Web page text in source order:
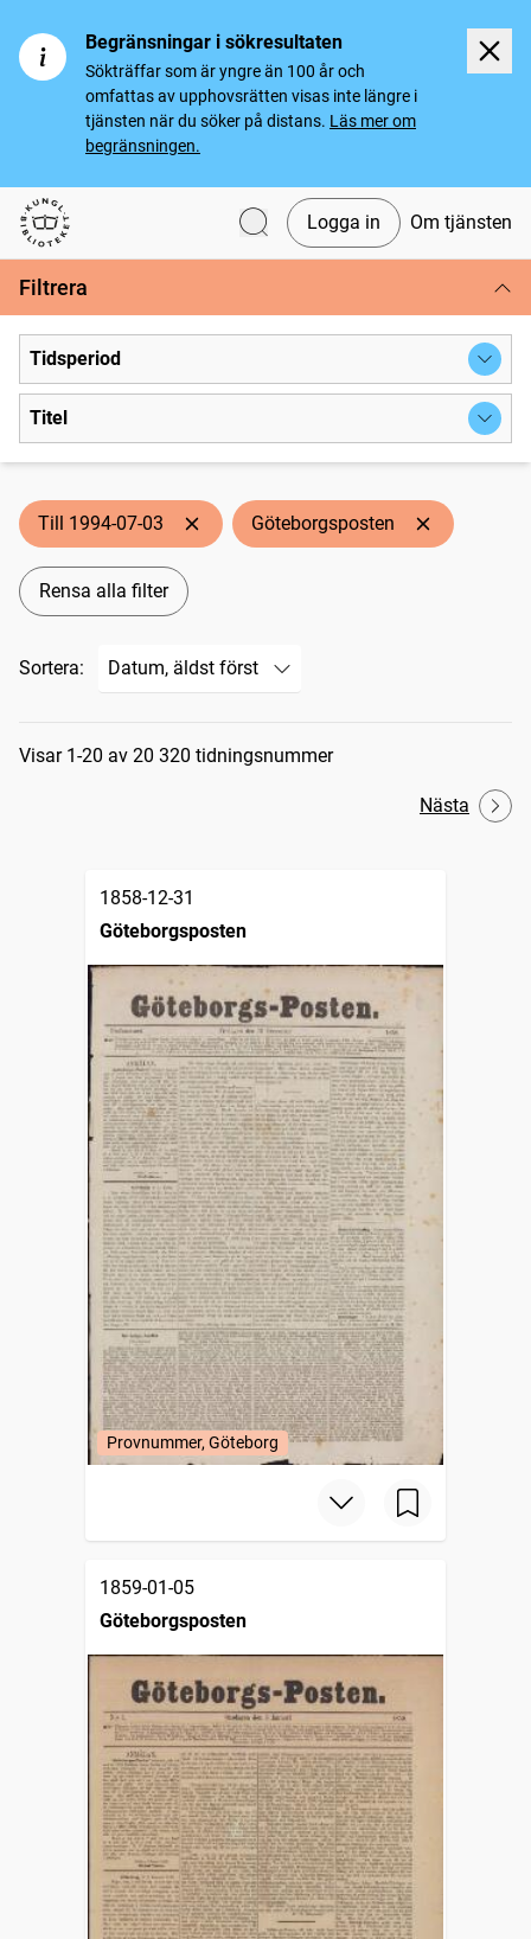
Begränsningar i sökresultaten
Sökträffar som är yngre än 100 år och
omfattas av upphovsrätten visas inte längre i
tjänsten när du söker på distans. Läs mer om
begränsningen.
Svenska tidningar
Logga in Om tjänsten
Filtrera
Tidsperiod
Titel
Till 1994-07-03 Göteborgsposten
Rensa alla filter
Sortera:
Sökresultat
Visar 1-20 av 20 320 tidningsnummer
Nästa
1858-12-31
Göteborgsposten
Provnummer, Göteborg
1859-01-05
Göteborgsposten